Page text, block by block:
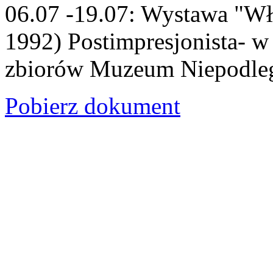
06.07 -19.07: Wystawa
1992) Postimpresjonista-
zbiorów Muzeum
Pobierz dokument